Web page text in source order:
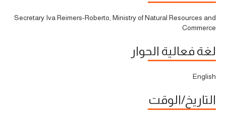
Secretary Iva Reimers-Roberto, Ministry of Natural Resources and
Commerce
لغة فعالية الحوار
English
التاريخ/الوقت